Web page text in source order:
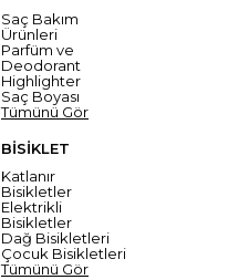
Saç Bakım
Ürünleri
Parfüm ve
Deodorant
Highlighter
Saç Boyası
Tümünü Gör
BİSİKLET
Katlanır
Bisikletler
Elektrikli
Bisikletler
Dağ Bisikletleri
Çocuk Bisikletleri
Tümünü Gör